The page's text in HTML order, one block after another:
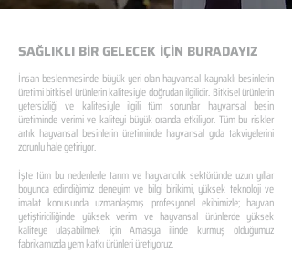
SAĞLIKLI BİR GELECEK İÇİN BURADAYIZ
İnsan beslenmesinde büyük yeri olan hayvansal kaynaklı besinlerin
üretimi bitkisel ürünlerin kalitesiyle doğrudan ilgilidir. Bitkisel ürünlerin
yetersizliği ve kalitesiyle ilgili tüm sorunlar hayvansal besin
üretiminde verimi ve kaliteyi büyük oranda etkiliyor. Tüm bu riskler
artık hayvansal besinlerin üretiminde hayvansal gıda takviyelerini
zorunlu hale getiriyor.
İşte tüm bu nedenlerle tarım ve hayvancılık sektöründe uzun yıllar
boyunca edindiğimiz deneyim ve bilgi birikimi, yüksek teknoloji ve
imalat konusunda uzmanlaşmış profesyonel ekibimizle; hayvan
yetiştiriciliğinde yüksek verim ve hayvansal ürünlerde yüksek
kaliteye ulaşabilmek için Amasya ilinde kurmuş olduğumuz
fabrikamızda yem katkı ürünleri üretiyoruz.